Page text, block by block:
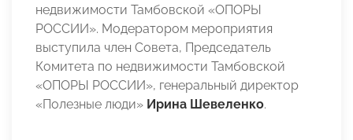
недвижимости Тамбовской «ОПОРЫ
РОССИИ». Модератором мероприятия
выступила член Совета, Председатель
Комитета по недвижимости Тамбовской
«ОПОРЫ РОССИИ», генеральный директор
«Полезные люди» Ирина Шевеленко.